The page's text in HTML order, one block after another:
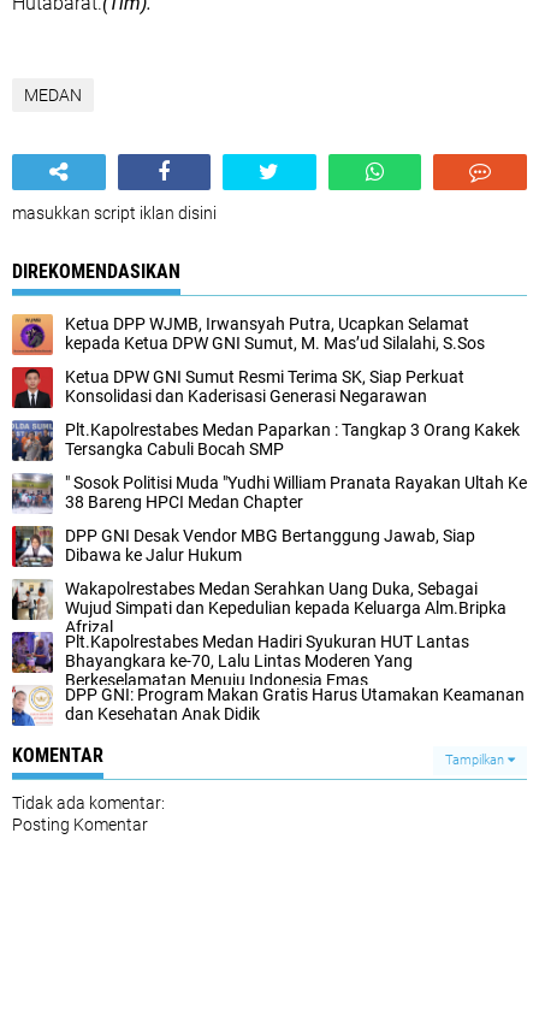
MEDAN
masukkan script iklan disini
DIREKOMENDASIKAN
Ketua DPP WJMB, Irwansyah Putra, Ucapkan Selamat
kepada Ketua DPW GNI Sumut, M. Mas’ud Silalahi, S.Sos
Ketua DPW GNI Sumut Resmi Terima SK, Siap Perkuat
Konsolidasi dan Kaderisasi Generasi Negarawan
Plt.Kapolrestabes Medan Paparkan : Tangkap 3 Orang Kakek
Tersangka Cabuli Bocah SMP
" Sosok Politisi Muda "Yudhi William Pranata Rayakan Ultah Ke
38 Bareng HPCI Medan Chapter
DPP GNI Desak Vendor MBG Bertanggung Jawab, Siap
Dibawa ke Jalur Hukum
Wakapolrestabes Medan Serahkan Uang Duka, Sebagai
Wujud Simpati dan Kepedulian kepada Keluarga Alm.Bripka
Afrizal
‎Plt.Kapolrestabes Medan Hadiri Syukuran HUT Lantas
Bhayangkara ke-70, Lalu Lintas Moderen Yang
Berkeselamatan Menuju Indonesia Emas‎
DPP GNI: Program Makan Gratis Harus Utamakan Keamanan
dan Kesehatan Anak Didik
KOMENTAR Tampilkan
Tidak ada komentar:
Posting Komentar